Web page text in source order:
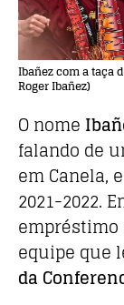
Ibañez com a taça
Roger Ibañez)
O nome
falando de
em Canela,
2021-2022.
equipe que
da